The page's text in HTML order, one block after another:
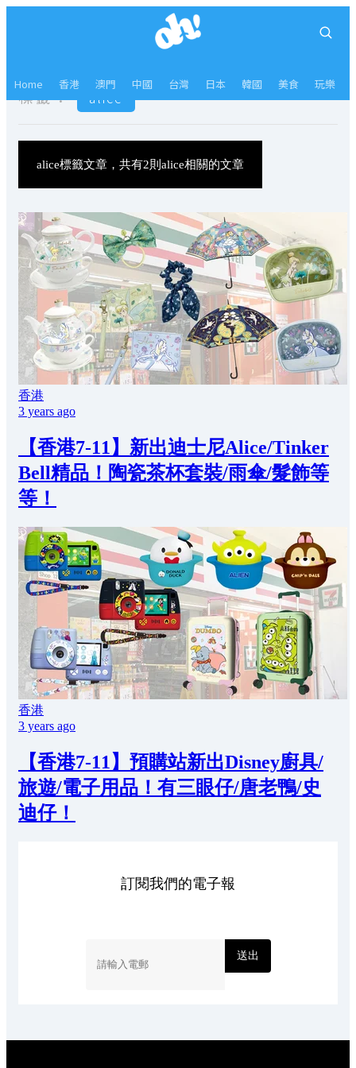
Home 香港 澳門 中國 台灣 日本 韓國 美食 玩樂
標籤： alice
alice標籤文章，共有2則alice相關的文章
香港
3 years ago
【香港7-11】新出迪士尼Alice/Tinker
Bell精品！陶瓷茶杯套裝/雨傘/髮飾等
等！
香港
3 years ago
【香港7-11】預購站新出Disney廚具/
旅遊/電子用品！有三眼仔/唐老鴨/史
迪仔！
訂閱我們的電子報
送出